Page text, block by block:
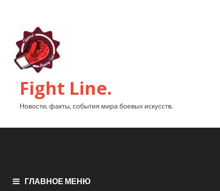
Fight Line.
Новости, факты, события мира боевых искусств.
ГЛАВНОЕ МЕНЮ